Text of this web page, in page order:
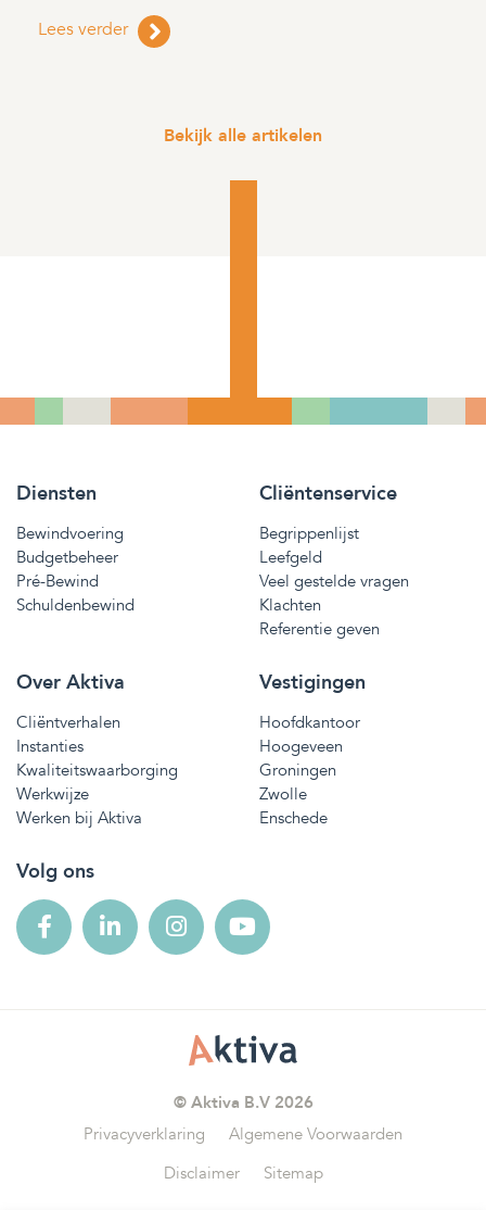
Lees verder
Bekijk alle artikelen
Diensten
Bewindvoering
Budgetbeheer
Pré-Bewind
Schuldenbewind
Cliëntenservice
Begrippenlijst
Leefgeld
Veel gestelde vragen
Klachten
Referentie geven
Over Aktiva
Cliëntverhalen
Instanties
Kwaliteitswaarborging
Werkwijze
Werken bij Aktiva
Vestigingen
Hoofdkantoor
Hoogeveen
Groningen
Zwolle
Enschede
Volg ons
© Aktiva B.V 2026
Privacyverklaring
Algemene Voorwaarden
Disclaimer
Sitemap